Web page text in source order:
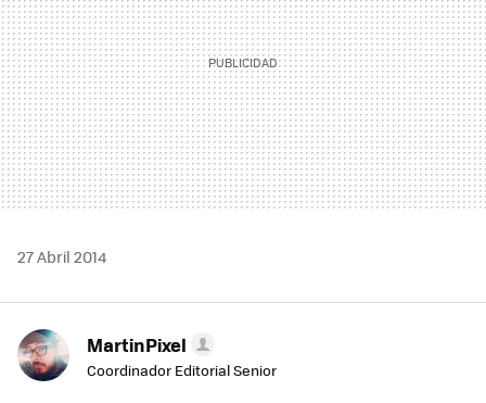
27 Abril 2014
MartinPixel
Coordinador Editorial Senior